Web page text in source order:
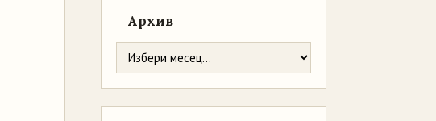
Архив